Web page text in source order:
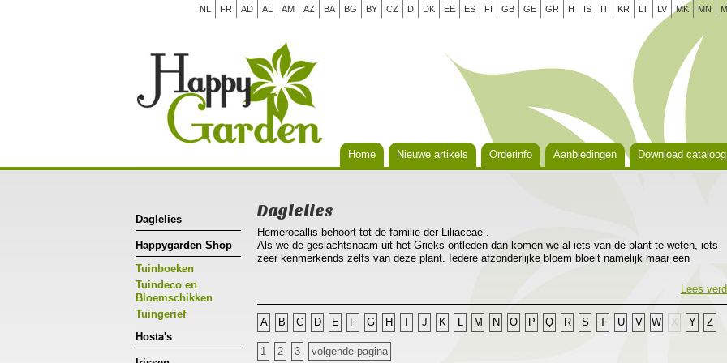
NL FR AD AL AM AZ BA BG BY CZ D DK EE ES FI GB GE GR H IS IT KR LT LV MK MN
Home Nieuwe artikels Orderinfo Aanbiedingen Download cataloog
Daglelies
Happygarden Shop
Tuinboeken
Tuindeco en
Bloemschikken
Tuingerief
Hosta's
Daglelies
Hemerocallis behoort tot de familie der Liliaceae .
Als we de geslachtsnaam uit het Grieks ontleden dan komen we al iets van de plant te weten, iets
zeer kenmerkends zelfs van deze plant. Iedere afzonderlijke bloem bloeit namelijk maar een
Hemerocallis is nauw verwant aan Hosta, tot het geslacht behoren ongeveer vijftien soorten die
voorkomen in Europa en de gematigde streken van Azie, vooral China dan. De planten vormen
bossen van lijnvormige bladeren die sierlijk overhangen. Zonder bloemen heeft de plant ook nog
sierwaarde met zijn heldergroen licht glanzend blad.
Hemerocallis is een plant die je tussen andere vaste planten kunt invoegen maar evenzeer als
Lees
A B C D E F G H J K L M N O P Q R S T U V W X Y Z
1 2 3 volgende pagina